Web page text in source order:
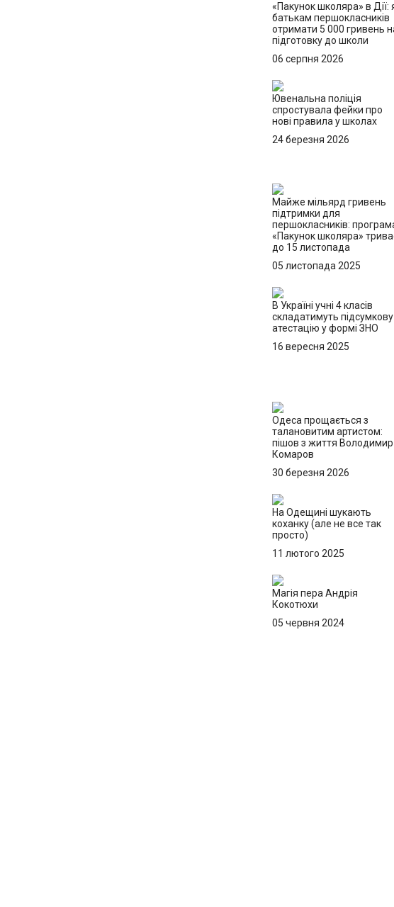
«Пакунок школяра» в Дії:
батькам першокласників
отримати 5 000 гривень
підготовку до школи
06 серпня 2026
Ювенальна поліція
спростувала фейки про
нові правила у школах
24 березня 2026
Майже мільярд гривень
підтримки для
першокласників:
«Пакунок школяра»
до 15 листопада
05 листопада 2025
В Україні учні 4 класів
складатимуть підсумкову
атестацію у формі ЗНО
16 вересня 2025
Одеса прощається з
талановитим артистом:
пішов з життя Володимир
Комаров
30 березня 2026
На Одещині шукають
коханку (але не все так
просто)
11 лютого 2025
Магія пера Андрія
Кокотюхи
05 червня 2024